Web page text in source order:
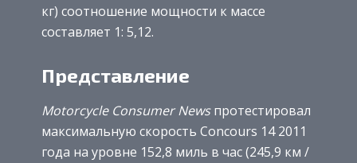
кг) соотношение мощности к массе
составляет 1: 5,12.
Представление
Motorcycle Consumer Newsпротестировал
максимальную скорость Concours 14 2011
года на уровне 152,8 миль в час (245,9 км /